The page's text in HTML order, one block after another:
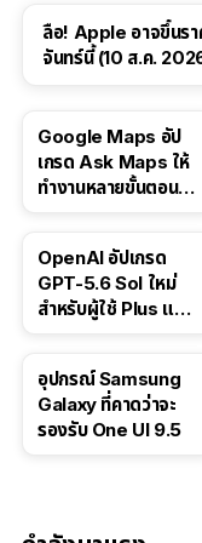
ลือ! Apple อาจขึ้นรา
จันทร์นี้ (10 ส.ค.
Google Maps อัป
เกรด Ask Maps ให้
ทำงานหลายขั้นตอนได้
สาธารณะ
OpenAI อัปเกรด
GPT-5.6 Sol ใหม่
สำหรับผู้ใช้ Plus และ
อุปกรณ์ Samsung
Galaxy ที่คาดว่าจะ
รองรับ One UI 9.5